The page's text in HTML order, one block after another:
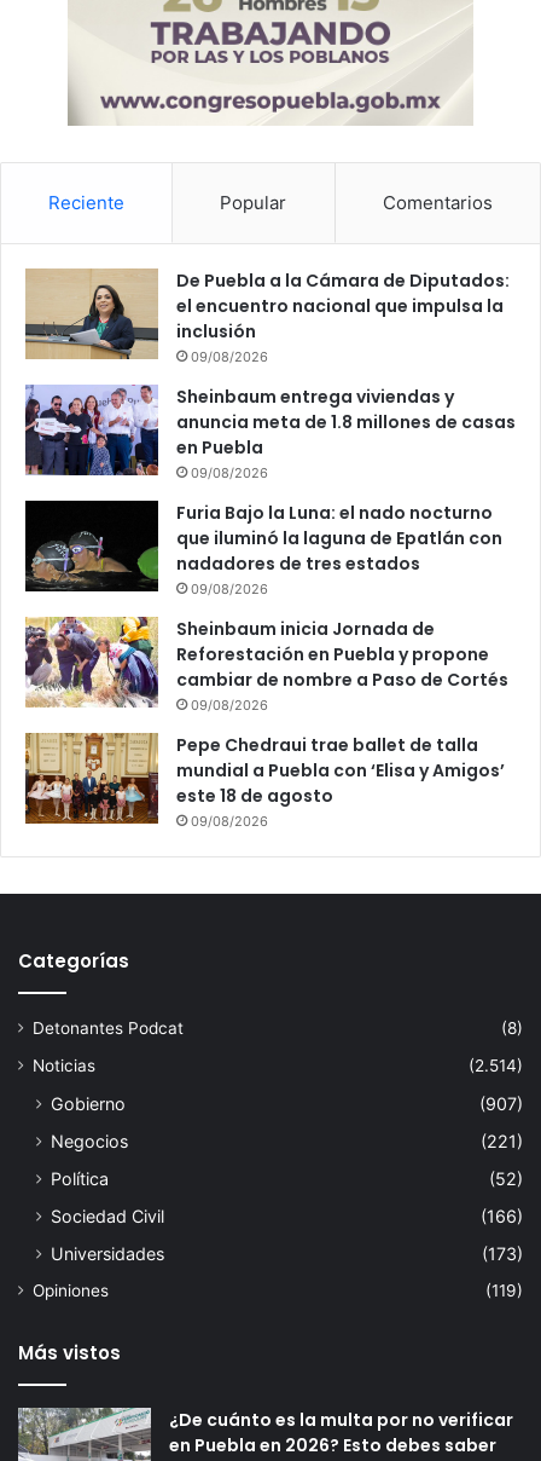
Reciente Popular Comentarios
De Puebla a la Cámara de Diputados:
el encuentro nacional que impulsa la
inclusión
09/08/2026
Sheinbaum entrega viviendas y
anuncia meta de 1.8 millones de casas
en Puebla
09/08/2026
Furia Bajo la Luna: el nado nocturno
que iluminó la laguna de Epatlán con
nadadores de tres estados
09/08/2026
Sheinbaum inicia Jornada de
Reforestación en Puebla y propone
cambiar de nombre a Paso de Cortés
09/08/2026
Pepe Chedraui trae ballet de talla
mundial a Puebla con ‘Elisa y Amigos’
este 18 de agosto
09/08/2026
Categorías
Detonantes Podcat
(8)
Noticias
(2.514)
Gobierno
(907)
Negocios
(221)
Política
(52)
Sociedad Civil
(166)
Universidades
(173)
Opiniones (119)
Más vistos
¿De cuánto es la multa por no verificar
en Puebla en 2026? Esto debes saber